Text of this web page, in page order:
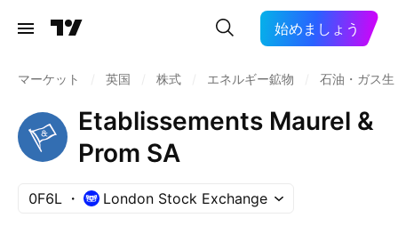
始めましょう
マーケット 英国 株式 エネルギー鉱物 石油・ガス生
Etablissements Maurel &
Prom SA
0F6L London Stock Exchange